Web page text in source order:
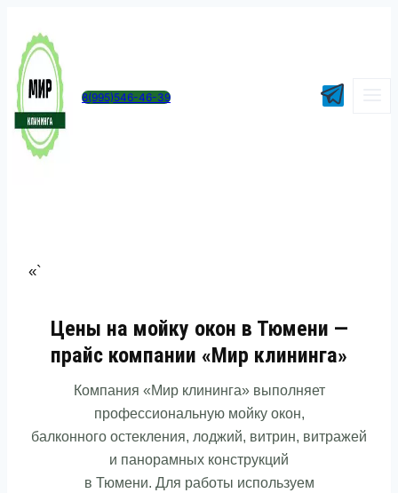
содержимому
8(995)546-46-39
«`
Цены на мойку окон в Тюмени —
прайс компании «Мир клининга»
Компания «Мир клининга» выполняет
профессиональную мойку окон,
балконного остекления, лоджий, витрин, витражей
и панорамных конструкций
в Тюмени. Для работы используем